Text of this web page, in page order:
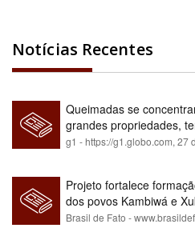
Notícias Recentes
Queimadas se
grandes propriedades,
relatório
g1 - https://g1.globo.com, 27
Projeto fortalece
dos povos Kambiwá e
Brasil de Fato -